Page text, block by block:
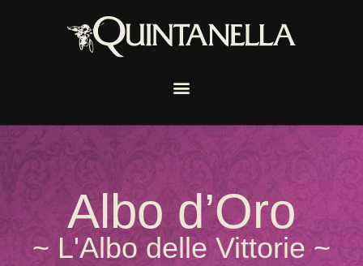
Albo d’Oro
~ L'Albo delle Vittorie ~